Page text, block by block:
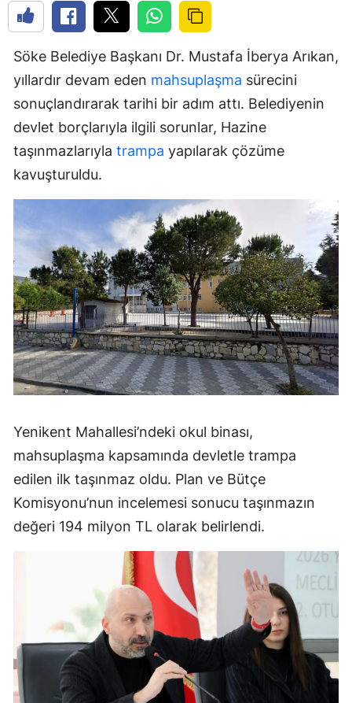
Söke Belediye Başkanı Dr. Mustafa İberya Arıkan,
yıllardır devam eden mahsuplaşma sürecini
sonuçlandırarak tarihi bir adım attı. Belediyenin
devlet borçlarıyla ilgili sorunlar, Hazine
taşınmazlarıyla trampa yapılarak çözüme
kavuşturuldu.
Yenikent Mahallesi’ndeki okul binası,
mahsuplaşma kapsamında devletle trampa
edilen ilk taşınmaz oldu. Plan ve Bütçe
Komisyonu’nun incelemesi sonucu taşınmazın
değeri 194 milyon TL olarak belirlendi.